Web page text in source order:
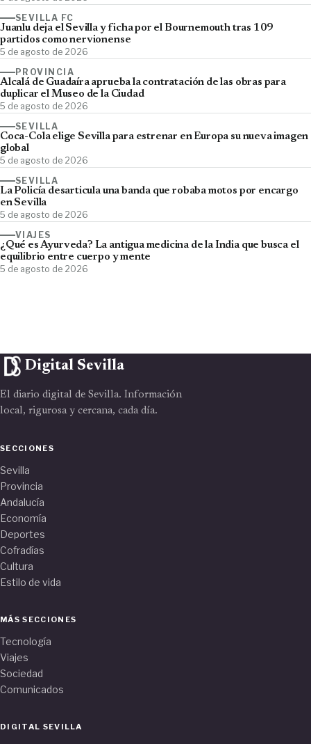
SEVILLA FC
Juanlu deja el Sevilla y ficha por el Bournemouth tras 109
partidos como nervionense
5 de agosto de 2026
PROVINCIA
Alcalá de Guadaíra aprueba la contratación de las obras para
duplicar el Museo de la Ciudad
5 de agosto de 2026
SEVILLA
Coca-Cola elige Sevilla para estrenar en Europa su nueva imagen
global
5 de agosto de 2026
SEVILLA
La Policía desarticula una banda que robaba motos por encargo
en Sevilla
5 de agosto de 2026
VIAJES
¿Qué es Ayurveda? La antigua medicina de la India que busca el
equilibrio entre cuerpo y mente
5 de agosto de 2026
Digital Sevilla
El diario digital de Sevilla. Información
local, rigurosa y cercana, cada día.
SECCIONES
Sevilla
Provincia
Andalucía
Economía
Deportes
Cofradías
Cultura
Estilo de vida
MÁS SECCIONES
Tecnología
Viajes
Sociedad
Comunicados
DIGITAL SEVILLA